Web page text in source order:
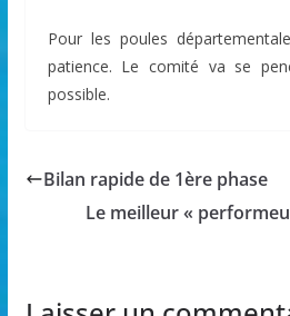
Pour les poules
patience. Le comité va se
possible.
Bilan rapide de 1ère phase
Le meilleur «